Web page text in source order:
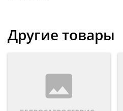
Другие товары